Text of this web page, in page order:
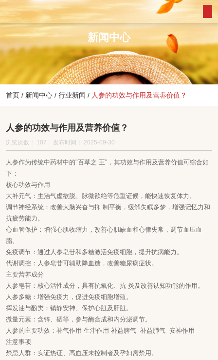
新闻中心
首页 / 新闻中心 / 行业新闻 / 人参的功效与作用及营养价值？
人参的功效与作用及营养价值？
浏览次数： 107 发布时间： 2025-09-30
人参作为传统中药材中的"百草之 王"，其功效与作用及营养价值可综合如
下：
核心功效与作用
大补元气‌：主治气虚欲脱、脉微欲绝等危重证候，能快速恢复体力‌。
调节神经系统‌：改善大脑兴奋与抑 制平衡，缓解失眠多梦，增强记忆力和
抗疲劳能力‌。
心血管保护‌：增强心肌收缩力，改善心肌缺血和心律失常，调节血压血
脂‌。
免疫调节‌：通过人参皂苷和多糖激活免疫细胞，提升抗病能力‌。
代谢调控‌：人参皂苷可辅助降血糖，改善糖尿病症状‌。
主要营养成分
人参皂苷‌：核心活性成分，具有抗氧化、抗 炎及改善认知功能的作用‌。
人参多糖‌：增强免疫力，促进免疫细胞增殖‌。
挥发油与酚类‌：镇静安神、保护心脏及肝脏‌。
微量元素‌：含锌、硒等，参与酶合成和内分泌调节‌。
人参的主要功效：补气作用 生津作用 补益脾气 补益肺气 安神作用
注意事项
禁忌人群‌：实证热证、高血压未控制者及孕妇需禁用‌。